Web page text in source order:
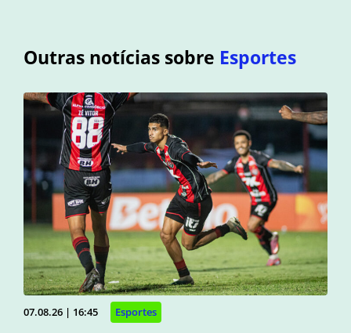
Outras notícias sobre Esportes
07.08.26 | 16:45 Esportes